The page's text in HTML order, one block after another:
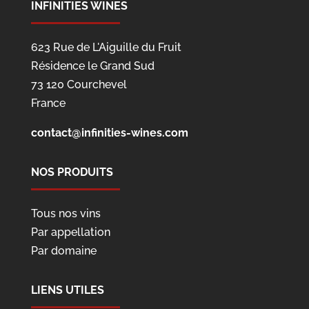
INFINITIES WINES
623 Rue de L'Aiguille du Fruit
Résidence le Grand Sud
73 120 Courchevel
France
contact@infinities-wines.com
NOS PRODUITS
Tous nos vins
Par appellation
Par domaine
LIENS UTILES